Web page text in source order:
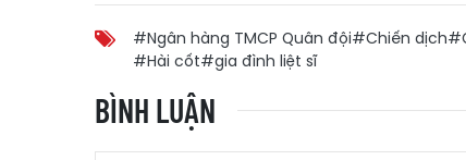
#Ngân hàng TMCP Quân đội#Chiến dịch
#Hài cốt#gia đình liệt sĩ
BÌNH LUẬN